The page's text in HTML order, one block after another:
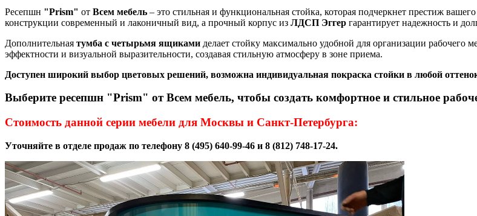
Ресепшн "Prism" от Всем мебель – это стильная и функциональная стойка, которая подчеркнет престиж
конструкции современный и лаконичный вид, а прочный корпус из ЛДСП Эггер гарантирует надежность и
Дополнительная тумба с четырьмя ящиками делает стойку максимально удобной для организации рабочего
эффектности и визуальной выразительности, создавая стильную атмосферу в зоне приема.
Доступен широкий выбор цветовых решений, возможна индивидуальная покраска стойки в любой
Выберите ресепшн "Prism" от Всем мебель, чтобы создать комфортное и стильное
Стоимость данной серии мебели для Москвы и Санкт-Петербурга:
Уточняйте в отделе продаж по телефону 8 (495) 640-99-46 и 8 (812) 748-17-24.